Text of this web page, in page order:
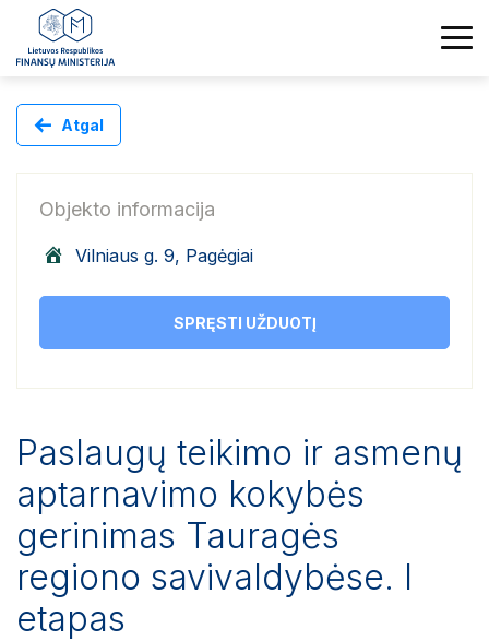
Atgal
Objekto informacija
Vilniaus g. 9, Pagėgiai
SPRĘSTI UŽDUOTĮ
Paslaugų teikimo ir asmenų
aptarnavimo kokybės
gerinimas Tauragės
regiono savivaldybėse. I
etapas